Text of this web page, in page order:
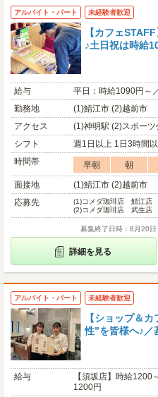
アルバイト・パート 未経験者歓迎
【カフェ
♪土日祝は時給
給与
平日：時給1090円～
勤務地
(1)鯖江市 (2)越前市
アクセス
(1)神明駅 (2)スポーツ
シフト
週1日以上 1日3時間
時間帯
早朝 朝
面接地
(1)鯖江市 (2)越前市
応募先
(1)コメダ珈琲店 鯖江店
(2)コメダ珈琲店 武生店
募集終了日時：8月20日
詳細を見る
アルバイト・パート 未経験者歓迎
【ショップ＆
性”を皆様へ♪／
給与
【須坂店】時給
1200円